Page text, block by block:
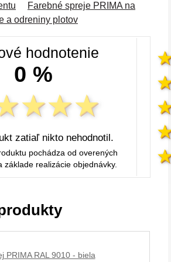
Farebné spreje PRIMA na
a odreniny plotov
hodnotenie
0 %
zatiaľ nikto nehodnotil.
pochádza od overených
základe realizácie objednávky.
PRIMA RAL 9010 - biela